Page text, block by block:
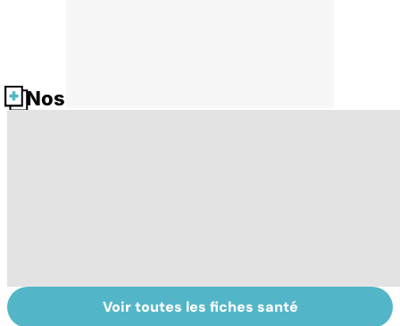
Nos fiches santé
Tout savoir sur
Inflammation des
Voir toutes les fiches santé